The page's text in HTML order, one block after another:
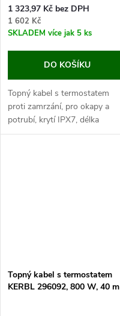
1 323,97 Kč bez DPH
1 602 Kč
SKLADEM více jak 5 ks
DO KOŠÍKU
Topný kabel s termostatem
proti zamrzání, pro okapy a
potrubí, krytí IPX7, délka
topného kabelu 20 m, délka
Topný kabel s termostatem
KERBL 296092, 800 W, 40 m